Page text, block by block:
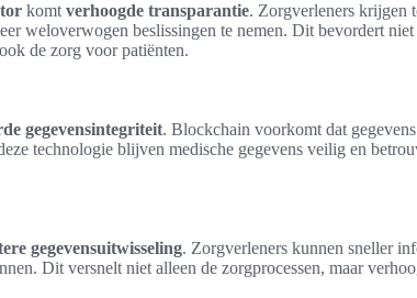
komt verhoogde transparantie. Zorgverleners krijgen
weloverwogen beslissingen te nemen. Dit bevordert niet
de zorg voor patiënten.
gegevensintegriteit. Blockchain voorkomt dat
technologie blijven medische gegevens veilig en
gegevensuitwisseling. Zorgverleners kunnen sneller
Dit versnelt niet alleen de zorgprocessen, maar